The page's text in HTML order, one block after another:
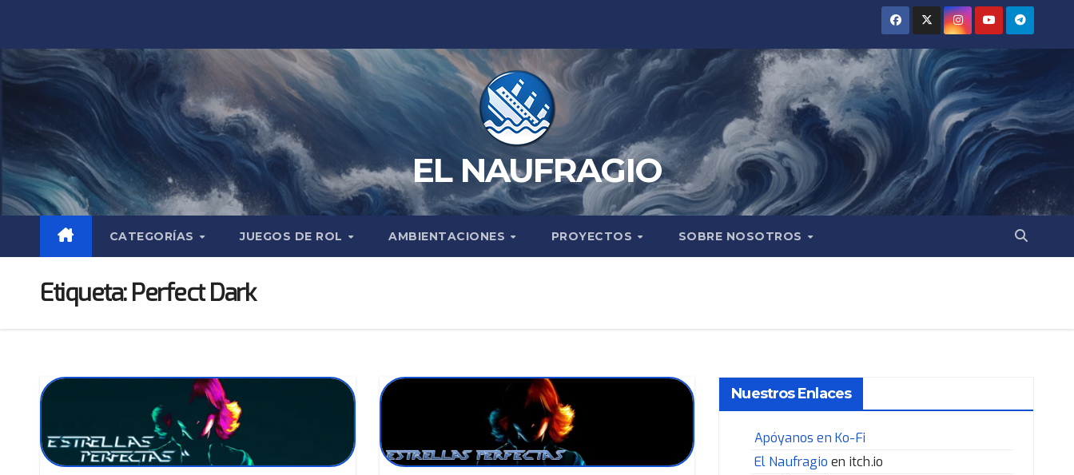
contenido
EL NAUFRAGIO
CATEGORÍAS JUEGOS DE ROL AMBIENTACIONES PROYECTOS SOBRE NOSOTROS
Etiqueta:Perfect Dark
Nuestros Enlaces
Apóyanos en Ko-Fi
El Naufragio en itch.io